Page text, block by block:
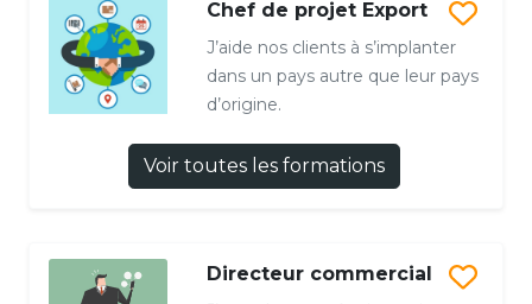
Chef de projet Export
J’aide nos clients à s’implanter
dans un pays autre que leur pays
d’origine.
Voir toutes les formations
Directeur commercial